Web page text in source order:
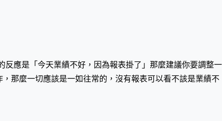
應是「今天業績不好，因為報表掛了」那麼建議你要調整一
那麼一切應該是一如往常的，沒有報表可以看不該是業績不